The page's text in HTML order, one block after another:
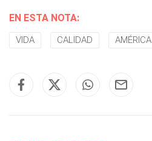
EN ESTA NOTA:
VIDA CALIDAD AMÉRICA